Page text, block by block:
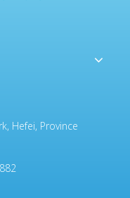
Hefei, Province